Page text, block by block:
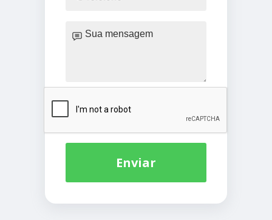
Enviar